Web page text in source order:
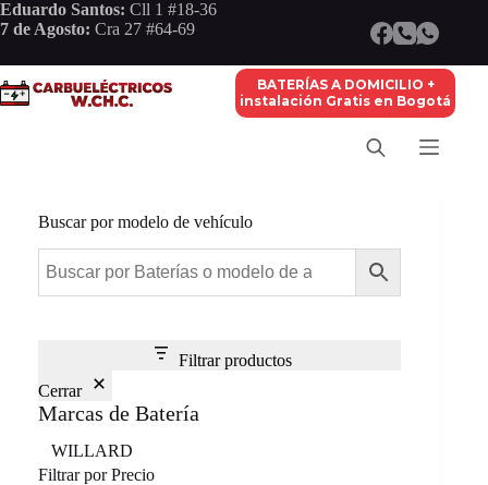
Saltar
al
Eduardo Santos: Cll 1 #18-36
7 de Agosto: Cra 27 #64-69
BATERÍAS A DOMICILIO +
instalación Gratis en Bogotá
Buscar por modelo de vehículo
Filtrar productos
Cerrar
Marcas de Batería
Marca
WILLARD
Filtrar por Precio